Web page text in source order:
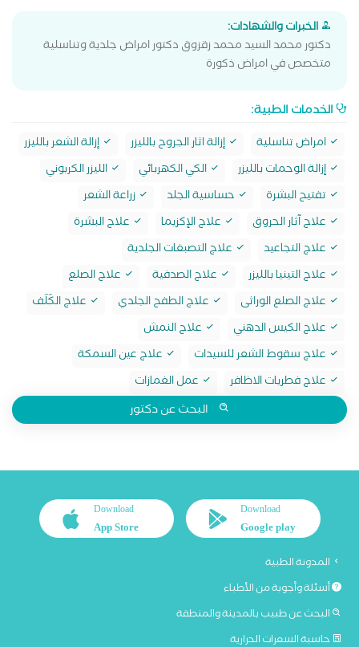
الخبرات والشهادات:
دكتور محمد السيد محمد زقزوق دكتور امراض جلدية وتناسلية
متخصص في امراض ذكورة
الخدمات الطبية:
امراض تناسلية إزالة اثار الجروح بالليزر
إزالة الشعر بالليزر
إزالة الوحمات بالليزر
الكي الكهربائي
الليزر الكربوني
تفتيح البشرة
حساسية الجلد
زراعة الشعر
علاج آثار الحروق
علاج الإكزيما
علاج البشرة
علاج التجاعيد
علاج التصبغات الجلدية
علاج التينيا بالليزر
علاج الصدفية
علاج الصلع
علاج الصلع الوراثى
علاج الطفح الجلدي
علاج الكَلَف
علاج الكيس الدهني
علاج النمش
علاج سقوط الشعر للسيدات
علاج عين السمكة
علاج فطريات الاظافر
عمل الغمازات
البحث عن دكتور
Download
Google play
Download
App Store
المدونة الطبية
أسئلة وأجوبة من الأطباء
البحث عن طبيب بالمدينة والمنطقة
حاسبة السعرات الحرارية